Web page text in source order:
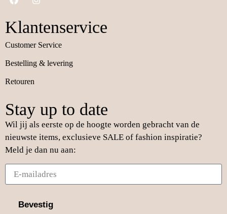
Klantenservice
Customer Service
Bestelling & levering
Retouren
Stay up to date
Wil jij als eerste op de hoogte worden gebracht van de
nieuwste items, exclusieve SALE of fashion inspiratie?
Meld je dan nu aan:
Bevestig